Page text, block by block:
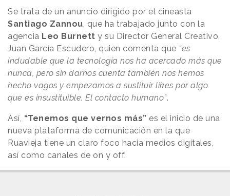
Se trata de un anuncio dirigido por el cineasta
Santiago Zannou, que ha trabajado junto con la
agencia Leo Burnett y su Director General Creativo,
Juan García Escudero, quien comenta que “es
indudable que la tecnología nos ha acercado más que
nunca, pero sin darnos cuenta también nos hemos
hecho vagos y empezamos a sustituir likes por algo
que es insustituible. El contacto humano”.
Así, “Tenemos que vernos más” es el inicio de una
nueva plataforma de comunicación en la que
Ruavieja tiene un claro foco hacia medios digitales,
así como canales de on y off.